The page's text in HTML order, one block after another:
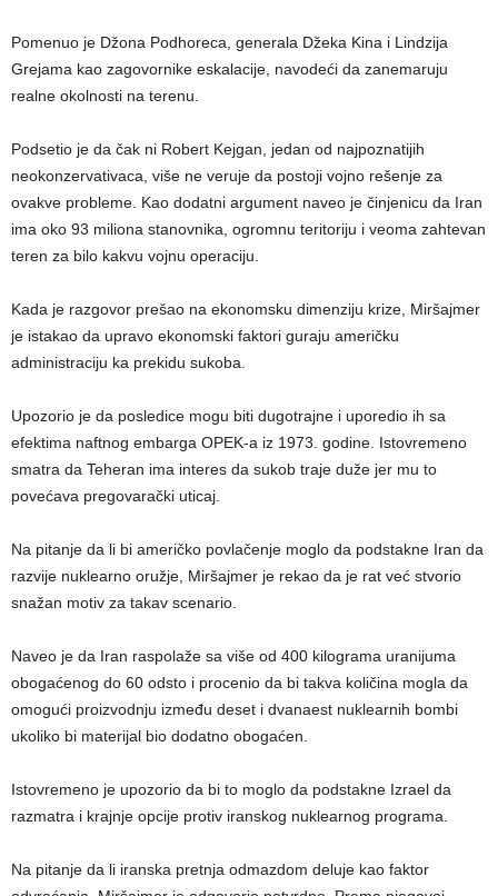
Pomenuo je Džona Podhoreca, generala Džeka Kina i Lindzija
Grejama kao zagovornike eskalacije, navodeći da zanemaruju
realne okolnosti na terenu.
Podsetio je da čak ni Robert Kejgan, jedan od najpoznatijih
neokonzervativaca, više ne veruje da postoji vojno rešenje za
ovakve probleme. Kao dodatni argument naveo je činjenicu da Iran
ima oko 93 miliona stanovnika, ogromnu teritoriju i veoma zahtevan
teren za bilo kakvu vojnu operaciju.
Kada je razgovor prešao na ekonomsku dimenziju krize, Miršajmer
je istakao da upravo ekonomski faktori guraju američku
administraciju ka prekidu sukoba.
Upozorio je da posledice mogu biti dugotrajne i uporedio ih sa
efektima naftnog embarga OPEK-a iz 1973. godine. Istovremeno
smatra da Teheran ima interes da sukob traje duže jer mu to
povećava pregovarački uticaj.
Na pitanje da li bi američko povlačenje moglo da podstakne Iran da
razvije nuklearno oružje, Miršajmer je rekao da je rat već stvorio
snažan motiv za takav scenario.
Naveo je da Iran raspolaže sa više od 400 kilograma uranijuma
obogaćenog do 60 odsto i procenio da bi takva količina mogla da
omogući proizvodnju između deset i dvanaest nuklearnih bombi
ukoliko bi materijal bio dodatno obogaćen.
Istovremeno je upozorio da bi to moglo da podstakne Izrael da
razmatra i krajnje opcije protiv iranskog nuklearnog programa.
Na pitanje da li iranska pretnja odmazdom deluje kao faktor